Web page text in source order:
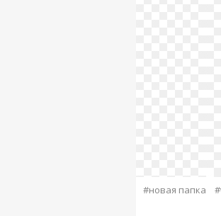
#новая папка